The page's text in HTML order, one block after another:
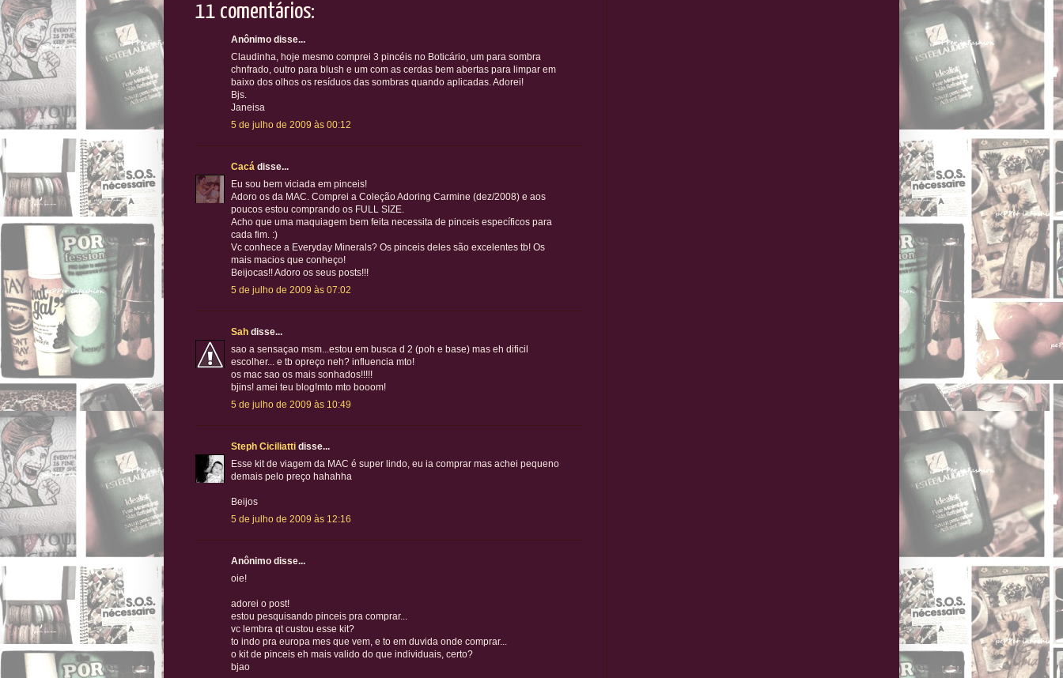
11 comentários:
Anônimo disse...
Claudinha, hoje mesmo comprei 3 pincéis no Boticário, um para sombra
chnfrado, outro para blush e um com as cerdas bem abertas para limpar em
baixo dos olhos os resíduos das sombras quando aplicadas. Adorei!
Bjs.
Janeisa
5 de julho de 2009 às 00:12
Cacá disse...
Eu sou bem viciada em pinceis!
Adoro os da MAC. Comprei a Coleção Adoring Carmine (dez/2008) e aos
poucos estou comprando os FULL SIZE.
Acho que uma maquiagem bem feita necessita de pinceis específicos para
cada fim. :)
Vc conhece a Everyday Minerals? Os pinceis deles são excelentes tb! Os
mais macios que conheço!
Beijocas!! Adoro os seus posts!!!
5 de julho de 2009 às 07:02
Sah disse...
sao a sensaçao msm...estou em busca d 2 (poh e base) mas eh dificil
escolher... e tb opreço neh? influencia mto!
os mac sao os mais sonhados!!!!!
bjins! amei teu blog!mto mto booom!
5 de julho de 2009 às 10:49
Steph Ciciliatti disse...
Esse kit de viagem da MAC é super lindo, eu ia comprar mas achei pequeno
demais pelo preço hahahha
Beijos
5 de julho de 2009 às 12:16
Anônimo disse...
oie!
adorei o post!
estou pesquisando pinceis pra comprar...
vc lembra qt custou esse kit?
to indo pra europa mes que vem, e to em duvida onde comprar...
o kit de pinceis eh mais valido do que individuais, certo?
bjao